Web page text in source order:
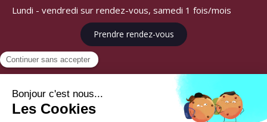
Lundi - vendredi sur rendez-vous, samedi 1 fois/mois
Prendre rendez-vous
©2020 Peggy Richon
Sophrologie - Hypnose - Bilan de compétences et
d'orientation scolaire